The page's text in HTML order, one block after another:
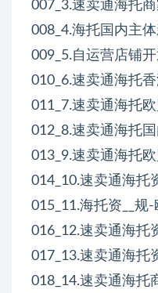
007_3.速卖通海托
008_4.海托国内主
009_5.自运营店铺
010_6.速卖通海托
011_7.速卖通海托
012_8.速卖通海托
013_9.速卖通海托
014_10.速卖通海托
015_11.海托资__规
016_12.速卖通海托
017_13.速卖通海托
018_14.速卖通海托